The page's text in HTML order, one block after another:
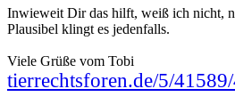
Inwieweit Dir das hilft, weiß ich nicht,
Plausibel klingt es jedenfalls.
Viele Grüße vom Tobi
tierrechtsforen.de/5/